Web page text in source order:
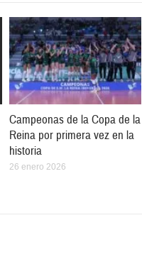
Campeonas de la Copa de la
Reina por primera vez en la
historia
26 enero 2026